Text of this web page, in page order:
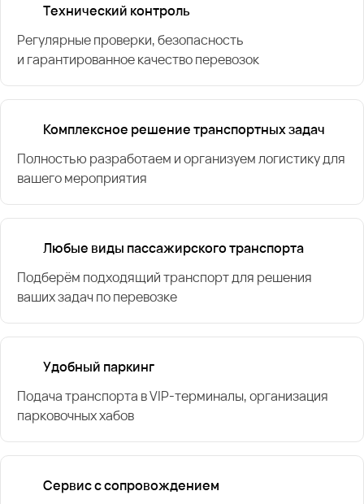
Технический контроль
Регулярные проверки, безопасность
и гарантированное качество перевозок
Комплексное решение транспортных задач
Полностью разработаем и организуем логистику для
вашего мероприятия
Любые виды пассажирского транспорта
Подберём подходящий транспорт для решения
ваших задач по перевозке
Удобный паркинг
Подача транспорта в VIP-терминалы, организация
парковочных хабов
Сервис с сопровождением